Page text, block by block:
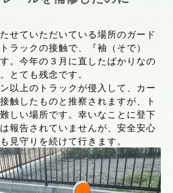
せていただいている場所のガード
ラックの接触で、『袖（そで）
。今年の３月に直したばかりなの
とても残念です。
以上のトラックが侵入して、カー
触したものと推察されますが、ト
しい場所です。幸いなことに登下
報告されていませんが、安全安心
見守りを続けて行きます。